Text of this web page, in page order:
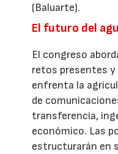
(Baluarte).
El futuro del
El congreso
retos presentes
enfrenta la
de
transferencia,
económico. Las
estructurarán en